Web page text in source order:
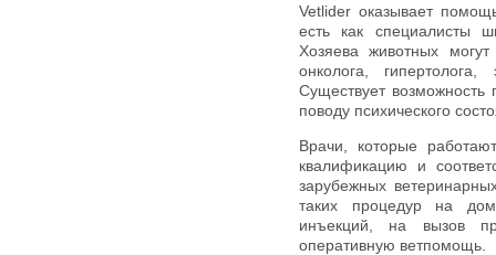
Vetlider оказывает
есть как специалисты
Хозяева животных могут
онколога,
Существует возможность
поводу психического
Врачи, которые
квалификацию и
зарубежных
таких процедур на
инъекций, на вызов
оперативную ветпомощь.